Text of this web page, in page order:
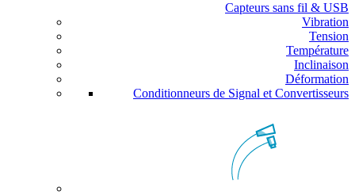
Capteurs sans fil & USB
Vibration
Tension
Température
Inclinaison
Déformation
Conditionneurs de Signal et Convertisseurs